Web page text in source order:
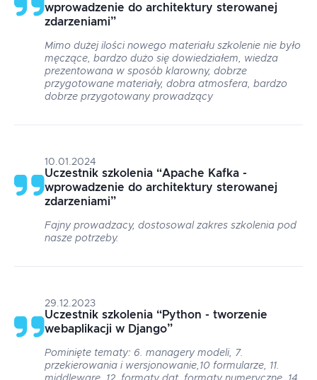
wprowadzenie do architektury sterowanej
zdarzeniami”
Mimo dużej ilości nowego materiału szkolenie nie było
męczące, bardzo dużo się dowiedziałem, wiedza
prezentowana w sposób klarowny, dobrze
przygotowane materiały, dobra atmosfera, bardzo
dobrze przygotowany prowadzący
10.01.2024
Uczestnik szkolenia “Apache Kafka -
wprowadzenie do architektury sterowanej
zdarzeniami”
Fajny prowadzacy, dostosowal zakres szkolenia pod
nasze potrzeby.
29.12.2023
Uczestnik szkolenia “Python - tworzenie
webaplikacji w Django”
Pominięte tematy: 6. managery modeli, 7.
przekierowania i wersjonowanie,10 formularze, 11.